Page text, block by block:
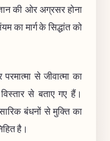
की ओर अग्रसर होना
का मार्ग के सिद्धांत को
से जीवात्मा का
से बताए गए हैं।
बंधनों से मुक्ति का
है।